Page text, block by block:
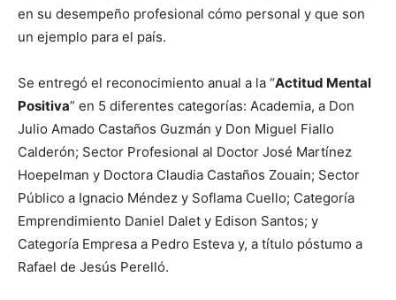
en su desempeño profesional cómo personal y que son
un ejemplo para el país.
Se entregó el reconocimiento anual a la “Actitud Mental
Positiva” en 5 diferentes categorías: Academia, a Don
Julio Amado Castaños Guzmán y Don Miguel Fiallo
Calderón; Sector Profesional al Doctor José Martínez
Hoepelman y Doctora Claudia Castaños Zouain; Sector
Público a Ignacio Méndez y Soflama Cuello; Categoría
Emprendimiento Daniel Dalet y Edison Santos; y
Categoría Empresa a Pedro Esteva y, a título póstumo a
Rafael de Jesús Perelló.